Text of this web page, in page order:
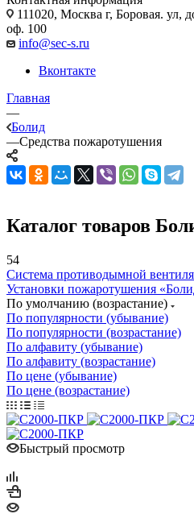
111020, Москва г, Боровая. ул,
оф. 100
info@sec-s.ru
Вконтакте
Главная
—
Болид
—Средства пожаротушения
Каталог товаров
54
Система противодымной
Установки пожаротушения
По умолчанию (возрастание)
По популярности (убывание)
По популярности (возрастание)
По алфавиту (убывание)
По алфавиту (возрастание)
По цене (убывание)
По цене (возрастание)
Быстрый просмотр